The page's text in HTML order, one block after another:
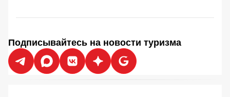
Подписывайтесь на новости туризма